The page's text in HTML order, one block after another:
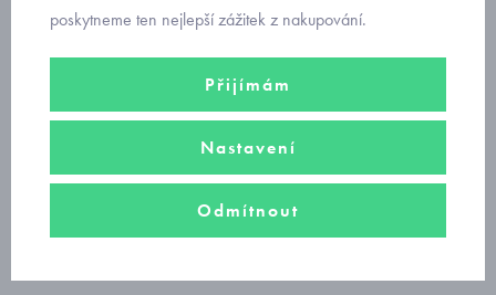
poskytneme ten nejlepší zážitek z nakupování.
Přijímám
Nastavení
Odmítnout